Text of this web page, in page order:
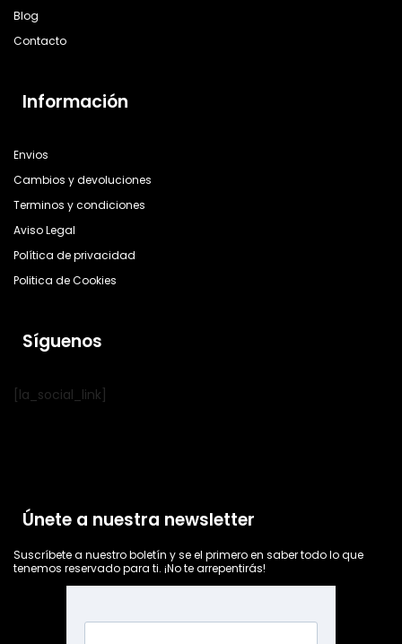
Blog
Contacto
Información
Envios
Cambios y devoluciones
Terminos y condiciones
Aviso Legal
Política de privacidad
Politica de Cookies
Síguenos
[la_social_link]
Únete a nuestra newsletter
Suscríbete a nuestro boletín y se el primero en saber todo lo que
tenemos reservado para ti. ¡No te arrepentirás!